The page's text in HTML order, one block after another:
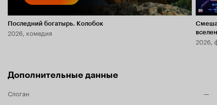
Последний богатырь. Колобок
2026, комедия
2026,
Дополнительные данные
Слоган —